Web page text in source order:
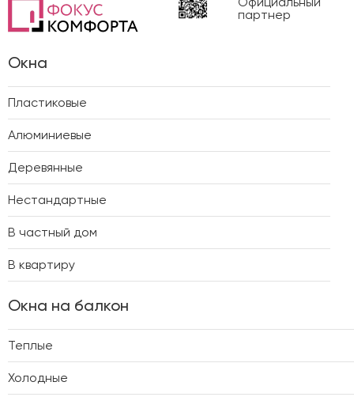
партнер
Окна
Пластиковые
Алюминиевые
Деревянные
Нестандартные
В частный дом
В квартиру
Окна на балкон
Теплые
Холодные